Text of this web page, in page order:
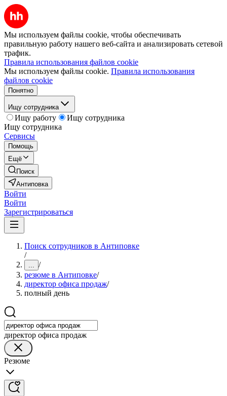
Мы используем файлы cookie, чтобы обеспечивать
правильную работу нашего веб-сайта и анализировать сетевой
трафик.
Правила использования файлов cookie
Мы используем файлы cookie. Правила использования
файлов cookie
Понятно
Ищу сотрудника
Ищу работу
Ищу сотрудника
Ищу сотрудника
Сервисы
Помощь
Ещё
Поиск
Антиповка
Войти
Войти
Зарегистрироваться
Поиск сотрудников в Антиповке
/
... /
резюме в Антиповке/
директор офиса продаж/
полный день
директор офиса продаж
Резюме